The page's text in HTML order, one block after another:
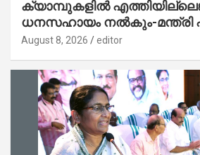
ക്യാമ്പുകളിൽ
ധനസഹായം നൽകും-മന്ത്രി
അനിൽകുമാർ
August 8, 2026 editor